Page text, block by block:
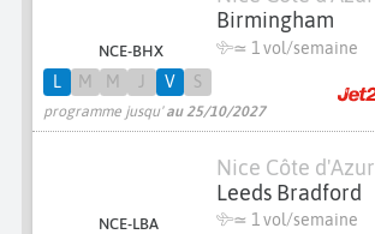
NCE-BHX
Birmingham
≃ 1 vol/semaine
programme jusqu'au 25/10/2027
L M M V S
NCE-LBA
Nice Côte d'Azur
Leeds Bradford
≃ 1 vol/semaine